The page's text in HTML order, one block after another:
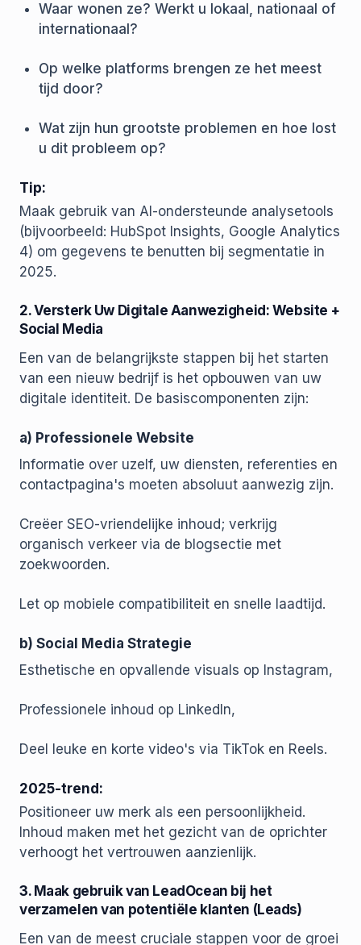
Waar wonen ze? Werkt u lokaal, nationaal of
internationaal?
Op welke platforms brengen ze het meest
tijd door?
Wat zijn hun grootste problemen en hoe lost
u dit probleem op?
Tip:
Maak gebruik van AI-ondersteunde analysetools
(bijvoorbeeld: HubSpot Insights, Google Analytics
4) om gegevens te benutten bij segmentatie in
2025.
2. Versterk Uw Digitale Aanwezigheid: Website +
Social Media
Een van de belangrijkste stappen bij het starten
van een nieuw bedrijf is het opbouwen van uw
digitale identiteit. De basiscomponenten zijn:
a) Professionele Website
Informatie over uzelf, uw diensten, referenties en
contactpagina's moeten absoluut aanwezig zijn.
Creëer SEO-vriendelijke inhoud; verkrijg
organisch verkeer via de blogsectie met
zoekwoorden.
Let op mobiele compatibiliteit en snelle laadtijd.
b) Social Media Strategie
Esthetische en opvallende visuals op Instagram,
Professionele inhoud op LinkedIn,
Deel leuke en korte video's via TikTok en Reels.
2025-trend:
Positioneer uw merk als een persoonlijkheid.
Inhoud maken met het gezicht van de oprichter
verhoogt het vertrouwen aanzienlijk.
3. Maak gebruik van LeadOcean bij het
verzamelen van potentiële klanten (Leads)
Een van de meest cruciale stappen voor de groei